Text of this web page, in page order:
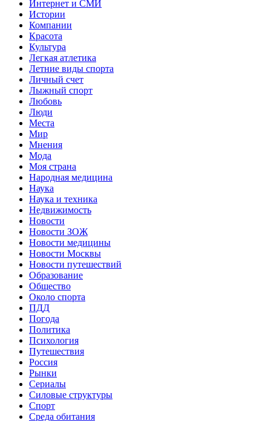
Интернет и СМИ
Истории
Компании
Красота
Культура
Легкая атлетика
Летние виды спорта
Личный счет
Лыжный спорт
Любовь
Люди
Места
Мир
Мнения
Мода
Моя страна
Народная медицина
Наука
Наука и техника
Недвижимость
Новости
Новости ЗОЖ
Новости медицины
Новости Москвы
Новости путешествий
Образование
Общество
Около спорта
ПДД
Погода
Политика
Психология
Путешествия
Россия
Рынки
Сериалы
Силовые структуры
Спорт
Среда обитания